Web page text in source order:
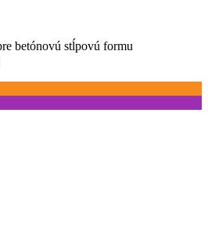
betónovú stĺpovú formu